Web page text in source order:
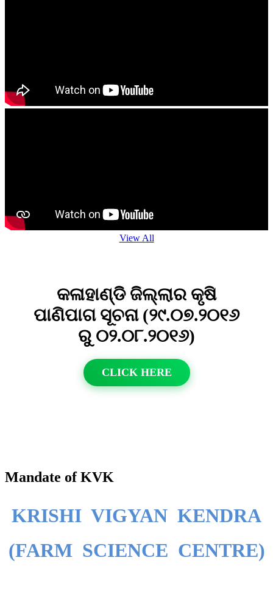
View All
କଳାହାଣ୍ଡି ଜିଲ୍ଲାର କୃଷି
ପାଣିପାଗ ସୂଚନା (୨୯.୦୭.୨୦୧୬
ରୁ ୦୨.୦୮.୨୦୧୬)
CLICK HERE
Mandate of KVK
KRISHI VIGYAN KENDRA
(FARM SCIENCE CENTRE)